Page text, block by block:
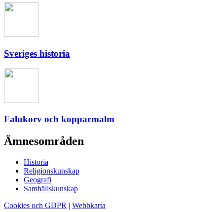
Sveriges historia
Falukorv och kopparmalm
Ämnesområden
Historia
Religionskunskap
Geografi
Samhällskunskap
Cookies och GDPR | Webbkarta